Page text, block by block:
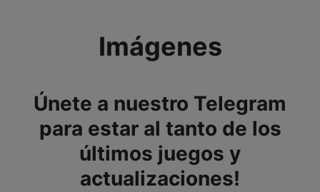
Imágenes
Únete a nuestro Telegram
para estar al tanto de los
últimos juegos y
actualizaciones!